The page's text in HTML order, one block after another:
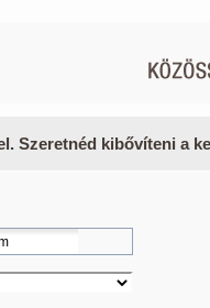
Szeretnéd kibővíteni a